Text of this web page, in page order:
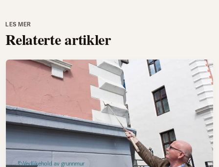
LES MER
Relaterte artikler
Vedlikehold av grunnmur